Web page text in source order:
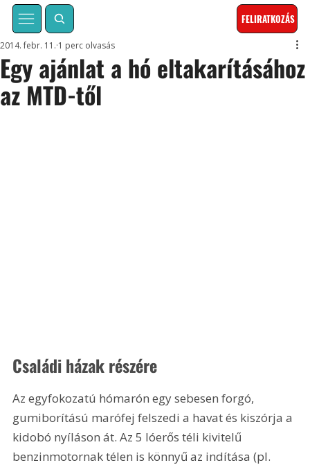
FELIRATKOZÁS
Egy ajánlat a hó eltakarításához
az MTD-től
2014. febr. 11. 1 perc olvasás
Családi házak részére
Az egyfokozatú hómarón egy sebesen forgó,
gumiborítású marófej felszedi a havat és kiszórja a
kidobó nyíláson át. Az 5 lóerős téli kivitelű
benzinmotornak télen is könnyű az indítása (pl.